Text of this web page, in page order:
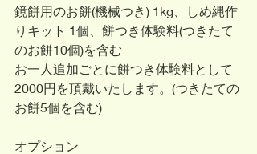
鏡餅用のお餅(機械つき) 1kg、しめ縄作
りキット 1個、餅つき体験料(つきたて
のお餅10個)を含む
お一人追加ごとに餅つき体験料として
2000円を頂戴いたします。(つきたての
お餅5個を含む)
オプション